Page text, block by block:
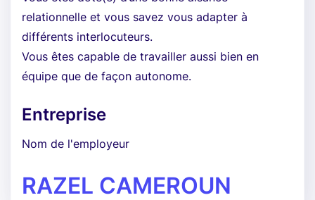
relationnelle et vous savez vous adapter à
différents interlocuteurs.
Vous êtes capable de travailler aussi bien en
équipe que de façon autonome.
Entreprise
Nom de l'employeur
RAZEL CAMEROUN